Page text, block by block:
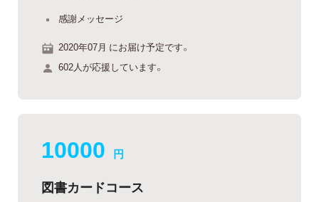
感謝メッセージ
2020年07月 にお届け予定です。
602人が応援しています。
10000 円
図書カードコース